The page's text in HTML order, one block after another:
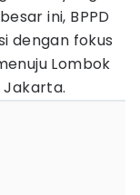
ini, BPPD
dengan fokus
Lombok
Jakarta.